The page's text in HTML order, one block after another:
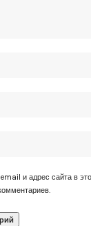
и адрес сайта в